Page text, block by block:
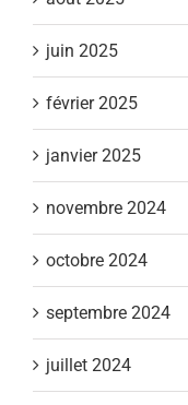
juin 2025
février 2025
janvier 2025
novembre 2024
octobre 2024
septembre 2024
juillet 2024